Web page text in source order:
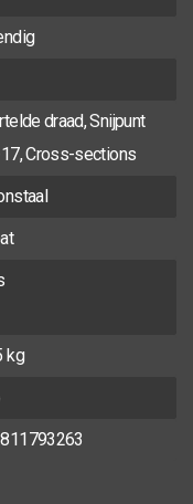
draad, Snijpunt
Cross-sections
kg